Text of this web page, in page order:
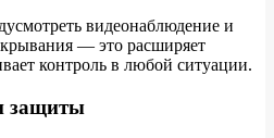
видеонаблюдение и
— это расширяет
контроль в любой ситуации.
защиты